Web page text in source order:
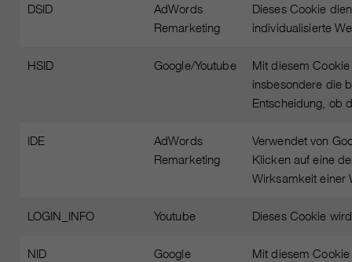
DSID
AdWords
Remarketing
Dieses Cookie
individualisierte
HSID Google/Youtube
Mit diesem
insbesondere die
Entscheidung, ob
IDE
AdWords
Remarketing
Verwendet von
Klicken auf eine
Wirksamkeit einer
LOGIN_INFO Youtube Dieses Cookie
NID Google
Mit diesem